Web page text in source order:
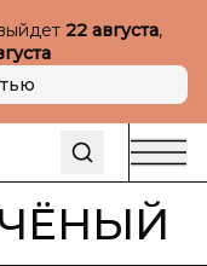
22 августа,